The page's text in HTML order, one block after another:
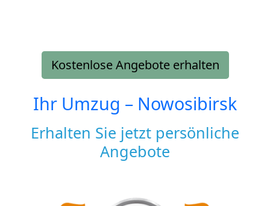
Kostenlose Angebote erhalten
Ihr Umzug – Nowosibirsk
Erhalten Sie jetzt persönliche
Angebote